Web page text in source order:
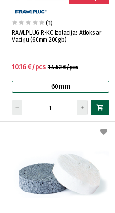
(1)
RAWLPLUG R-KC Izolācijas Atloks ar
Vāciņu (60mm 200gb)
14.52 €/pcs
10.16 €/pcs
60mm